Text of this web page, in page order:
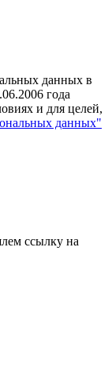
данных в
года
и для целей,
данных"
ссылку на